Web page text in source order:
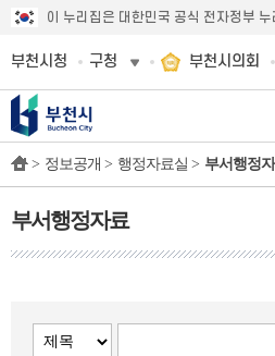
이 누리집은 대한민국 공식 전자정부 누
부천시청 구청 부천시의회
> 정보공개 > 행정자료실 > 부서행정
부서행정자료